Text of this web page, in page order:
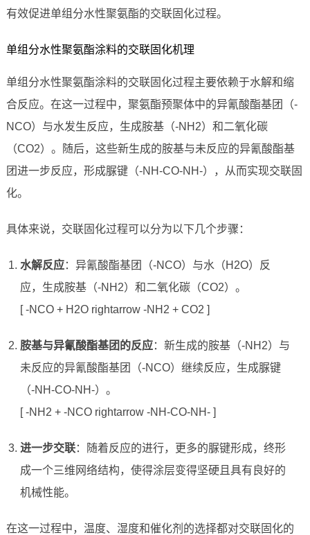
有效促进单组分水性聚氨酯的交联固化过程。
单组分水性聚氨酯涂料的交联固化机理
单组分水性聚氨酯涂料的交联固化过程主要依赖于水解和缩
合反应。在这一过程中，聚氨酯预聚体中的异氰酸酯基团（-
NCO）与水发生反应，生成胺基（-NH2）和二氧化碳
（CO2）。随后，这些新生成的胺基与未反应的异氰酸酯基
团进一步反应，形成脲键（-NH-CO-NH-），从而实现交联固
化。
具体来说，交联固化过程可以分为以下几个步骤：
水解反应：异氰酸酯基团（-NCO）与水（H2O）反
应，生成胺基（-NH2）和二氧化碳（CO2）。
[ -NCO + H2O rightarrow -NH2 + CO2 ]
胺基与异氰酸酯基团的反应：新生成的胺基（-NH2）与
未反应的异氰酸酯基团（-NCO）继续反应，生成脲键
（-NH-CO-NH-）。
[ -NH2 + -NCO rightarrow -NH-CO-NH- ]
进一步交联：随着反应的进行，更多的脲键形成，终形
成一个三维网络结构，使得涂层变得坚硬且具有良好的
机械性能。
在这一过程中，温度、湿度和催化剂的选择都对交联固化的